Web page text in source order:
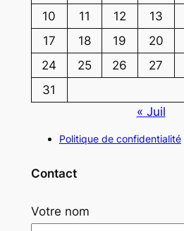
10
11 12 13
17
18 19 20
24
25 26 27
31
« Juil
Politique de confidentialité
Contact
Votre nom